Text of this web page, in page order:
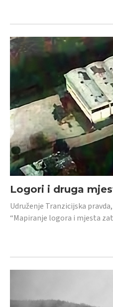
Logori i druga
Udruženje Tranzicijska
“Mapiranje logora i mjesta